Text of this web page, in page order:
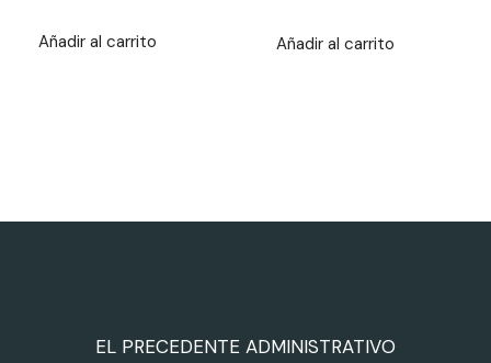
Añadir al carrito Añadir al carrito
EL PRECEDENTE ADMINISTRATIVO